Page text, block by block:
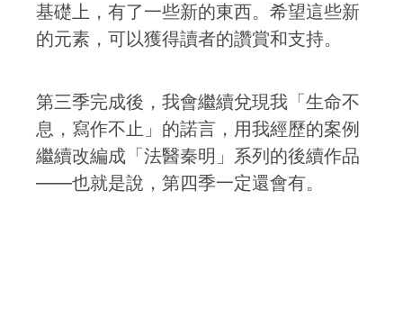
基礎上，有了一些新的東西。希望這些新
的元素，可以獲得讀者的讚賞和支持。
第三季完成後，我會繼續兌現我「生命不
息，寫作不止」的諾言，用我經歷的案例
繼續改編成「法醫秦明」系列的後續作品
——也就是說，第四季一定還會有。